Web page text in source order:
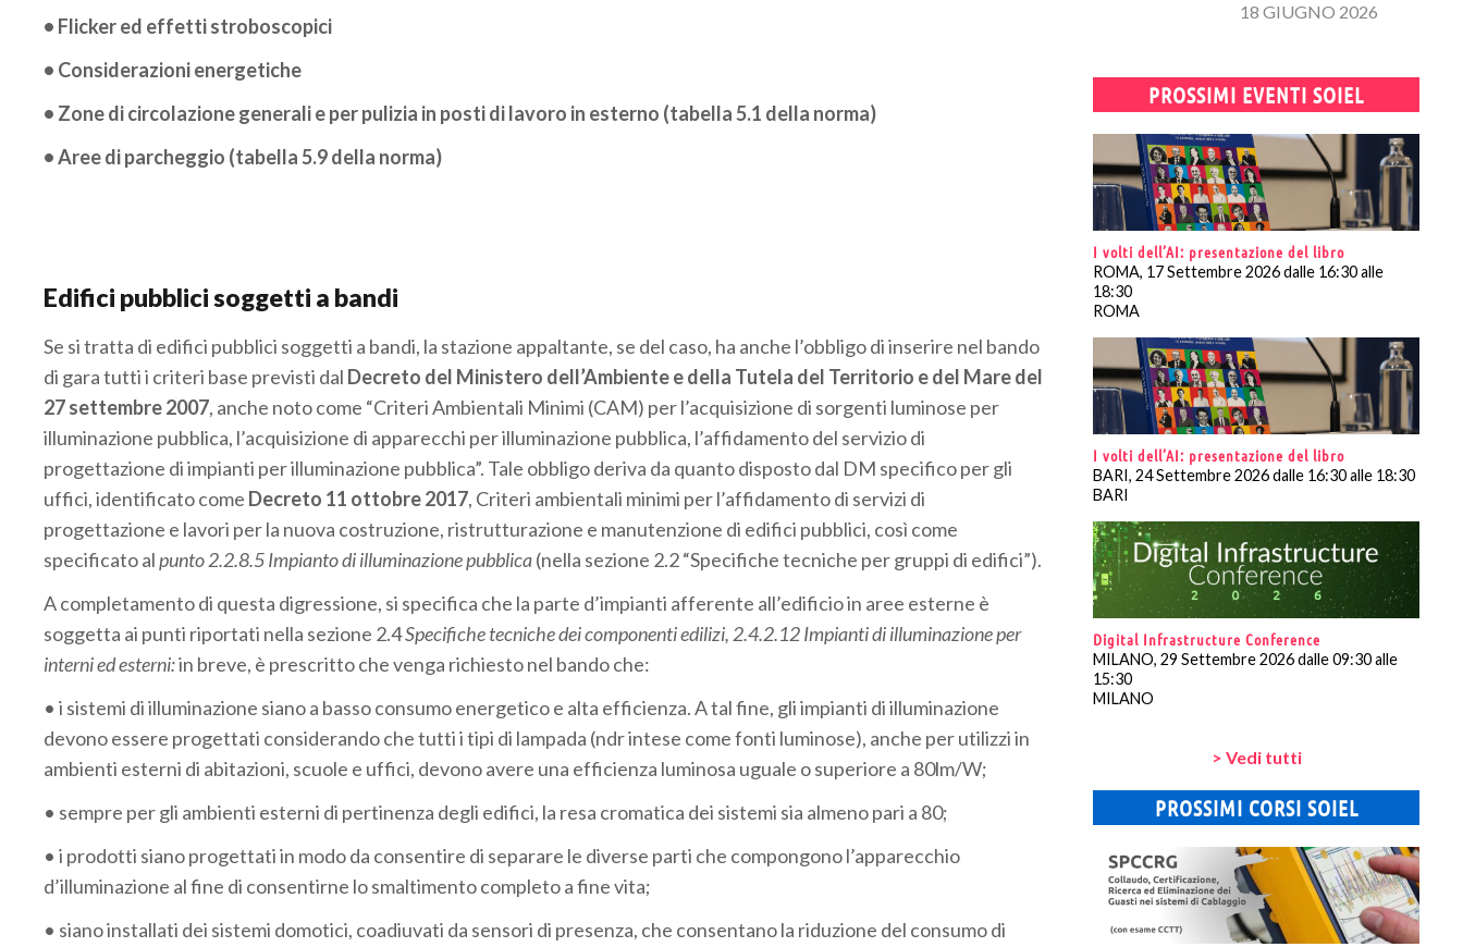
• Flicker ed effetti stroboscopici
• Considerazioni energetiche
• Zone di circolazione generali e per pulizia in posti di lavoro in esterno (tabella 5.1 della norma)
• Aree di parcheggio (tabella 5.9 della norma)
Edifici pubblici soggetti a bandi
Se si tratta di edifici pubblici soggetti a bandi, la stazione appaltante, se del caso, ha anche l’obbligo di inserire nel bando
di gara tutti i criteri base previsti dal Decreto del Ministero dell’Ambiente e della Tutela del Territorio e del Mare del
27 settembre 2007, anche noto come “Criteri Ambientali Minimi (CAM) per l’acquisizione di sorgenti luminose per
illuminazione pubblica, l’acquisizione di apparecchi per illuminazione pubblica, l’affidamento del servizio di
progettazione di impianti per illuminazione pubblica”. Tale obbligo deriva da quanto disposto dal DM specifico per gli
uffici, identificato come Decreto 11 ottobre 2017, Criteri ambientali minimi per l’affidamento di servizi di
progettazione e lavori per la nuova costruzione, ristrutturazione e manutenzione di edifici pubblici, così come
specificato alpunto 2.2.8.5 Impianto di illuminazione pubblica(nella sezione 2.2 “Specifiche tecniche per gruppi di edifici”).
A completamento di questa digressione, si specifica che la parte d’impianti afferente all’edificio in aree esterne è
soggetta ai punti riportati nella sezione 2.4Specifiche tecniche dei componenti edilizi, 2.4.2.12 Impianti di illuminazione per
interni ed esterni:in breve, è prescritto che venga richiesto nel bando che:
• i sistemi di illuminazione siano a basso consumo energetico e alta efficienza. A tal fine, gli impianti di illuminazione
devono essere progettati considerando che tutti i tipi di lampada (ndr intese come fonti luminose), anche per utilizzi in
ambienti esterni di abitazioni, scuole e uffici, devono avere una efficienza luminosa uguale o superiore a 80lm/W;
• sempre per gli ambienti esterni di pertinenza degli edifici, la resa cromatica dei sistemi sia almeno pari a 80;
• i prodotti siano progettati in modo da consentire di separare le diverse parti che compongono l’apparecchio
d’illuminazione al fine di consentirne lo smaltimento completo a fine vita;
• siano installati dei sistemi domotici, coadiuvati da sensori di presenza, che consentano la riduzione del consumo di
18 GIUGNO 2026
PROSSIMI EVENTI SOIEL
I volti dell’AI: presentazione del libro
ROMA, 17 Settembre 2026 dalle 16:30 alle
18:30
ROMA
I volti dell’AI: presentazione del libro
BARI, 24 Settembre 2026 dalle 16:30 alle 18:30
BARI
Digital Infrastructure Conference
MILANO, 29 Settembre 2026 dalle 09:30 alle
15:30
MILANO
> Vedi tutti
PROSSIMI CORSI SOIEL